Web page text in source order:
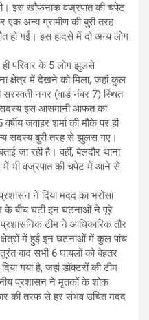
इस खौफनाक वज्रपात की चपेट
अन्य ग्रामीण की बुरी तरह
हो गई। इस हादसे में दो अन्य लोग
परिवार के 5 लोग झुलसे
क्षेत्र में देखने को मिला, जहां कुल
सरस्वती नगर (वार्ड नंबर 7) स्थित
सदस्य इस आसमानी आफत का
जवाहर शर्मा की मौके पर ही
सदस्य बुरी तरह से झुलस गए।
जा रही है। वहीं, बेलदौर थाना
में भी वज्रपात की चपेट में आने से
ने दिया मदद का भरोसा
के बीच घटी इन घटनाओं ने पूरे
टीम ने आधिकारिक तौर
में हुई इन घटनाओं में कुल पांच
बाद सभी 6 घायलों को बेहतर
गया है, जहां डॉक्टरों की टीम
प्रशासन ने मृतकों के शोक
की तरफ से हर संभव उचित मदद